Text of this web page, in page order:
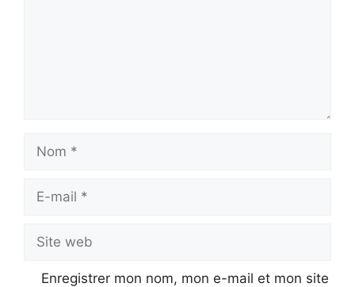
mail
web
Enregistrer mon nom, mon e-mail et mon site